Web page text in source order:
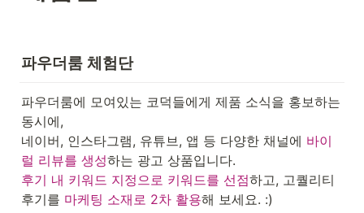
파우더룸 체험단
파우더룸에 모여있는 코덕들에게 제품 소식을 홍보하는
동시에,
네이버, 인스타그램, 유튜브, 앱 등 다양한 채널에 바이
럴 리뷰를 생성
후기 내 키워드 지정으로 키워드를 선점하고, 고퀄리티
후기를 마케팅 소재로 2차 활용해 보세요. :)